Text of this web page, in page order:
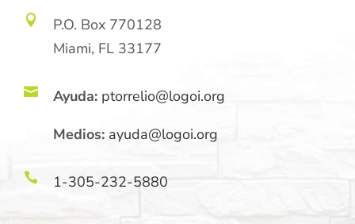

P.O. Box 770128
Miami, FL 33177
 Ayuda: ptorrelio@logoi.org
Medios: ayuda@logoi.org
 1-305-232-5880